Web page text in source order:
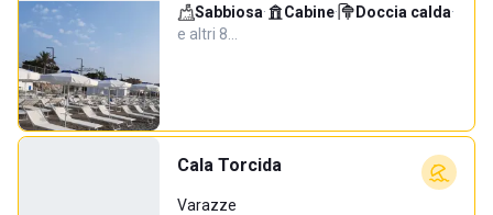
Sabbiosa· Cabine· Doccia calda·
e altri 8…
Cala Torcida
Varazze